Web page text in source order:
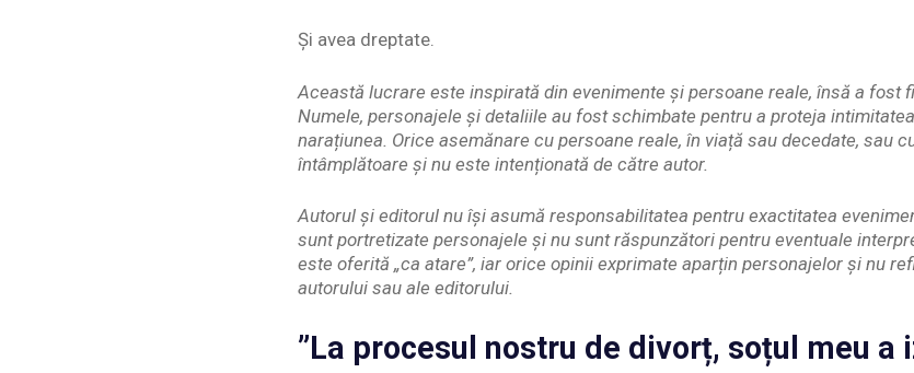
Și avea dreptate.
Această lucrare este inspirată din evenimente și persoane reale, însă a fost
Numele, personajele și detaliile au fost schimbate pentru a proteja
narațiunea. Orice asemănare cu persoane reale, în viață sau decedate, sau
întâmplătoare și nu este intenționată de către autor.
Autorul și editorul nu își asumă responsabilitatea pentru exactitatea
sunt portretizate personajele și nu sunt răspunzători pentru eventuale
este oferită „ca atare”, iar orice opinii exprimate aparțin personajelor și nu
autorului sau ale editorului.
”La procesul nostru de divorț, soțul meu a